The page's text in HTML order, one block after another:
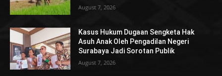
August 7, 2026
Kasus Hukum Dugaan Sengketa Hak
Asuh Anak Oleh Pengadilan Negeri
Surabaya Jadi Sorotan Publik
August 7, 2026